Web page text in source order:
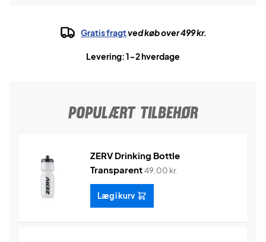
Gratis fragtved køb over 499 kr.
Levering: 1-2 hverdage
POPULÆRT TILBEHØR
ZERV Drinking Bottle
Transparent49,00 kr.
Læg i kurv